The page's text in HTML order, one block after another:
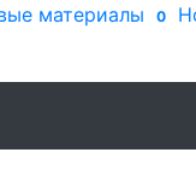
материалы 0